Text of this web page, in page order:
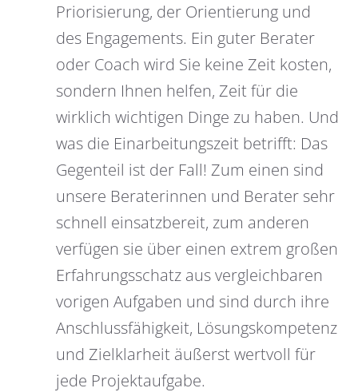
Priorisierung, der Orientierung und
des Engagements. Ein guter Berater
oder Coach wird Sie keine Zeit kosten,
sondern Ihnen helfen, Zeit für die
wirklich wichtigen Dinge zu haben. Und
was die Einarbeitungszeit betrifft: Das
Gegenteil ist der Fall! Zum einen sind
unsere Beraterinnen und Berater sehr
schnell einsatzbereit, zum anderen
verfügen sie über einen extrem großen
Erfahrungsschatz aus vergleichbaren
vorigen Aufgaben und sind durch ihre
Anschlussfähigkeit, Lösungskompetenz
und Zielklarheit äußerst wertvoll für
jede Projektaufgabe.